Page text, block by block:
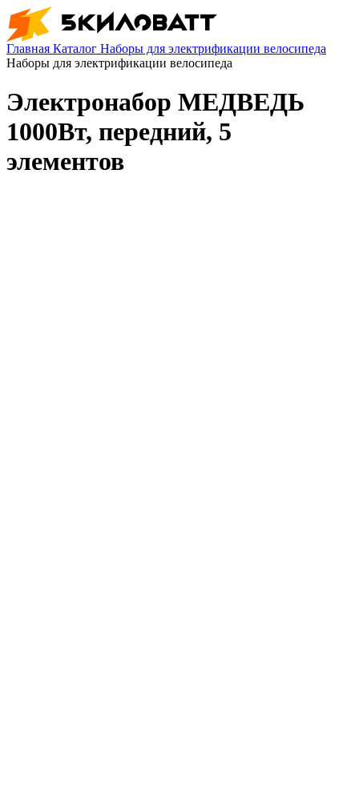
Главная Каталог Наборы для электрификации велосипеда
Наборы для электрификации велосипеда
Электронабор МЕДВЕДЬ
1000Вт, передний, 5
элементов